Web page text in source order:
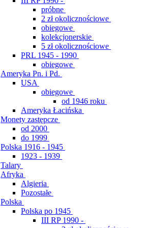
próbne
2 zł okolicznościowe
obiegowe
kolekcjonerskie
5 zł okolicznościowe
PRL 1945 - 1990
obiegowe
Ameryka Pn. i Pd.
USA
obiegowe
od 1946 roku
Ameryka Łacińska
Monety zastępcze
od 2000
do 1999
Polska 1916 - 1945
1923 - 1939
Talary
Afryka
Algieria
Pozostałe
Polska
Polska po 1945
III RP 1990 -